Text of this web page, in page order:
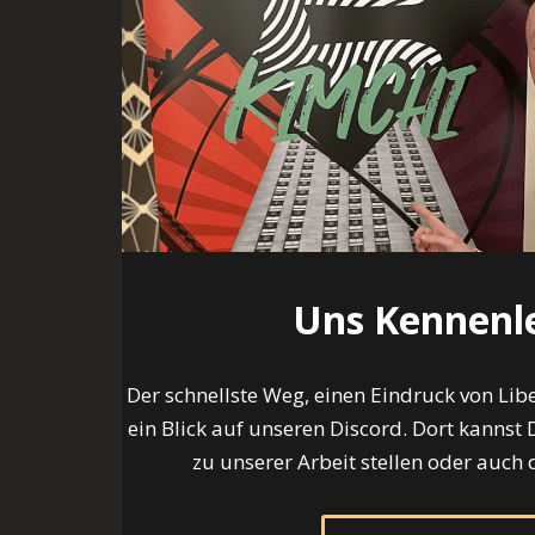
Uns
Der schnellste Weg, einen Eindruck von
ein Blick auf unseren Discord. Dort kannst
zu unserer Arbeit stellen oder auch